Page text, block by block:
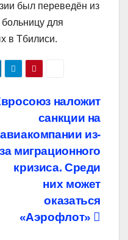
был переведён из
для
в Тбилиси.
наложит
санкции на
авиакомпании из-
за миграционного
кризиса. Среди
них может
оказаться
«Аэрофлот»